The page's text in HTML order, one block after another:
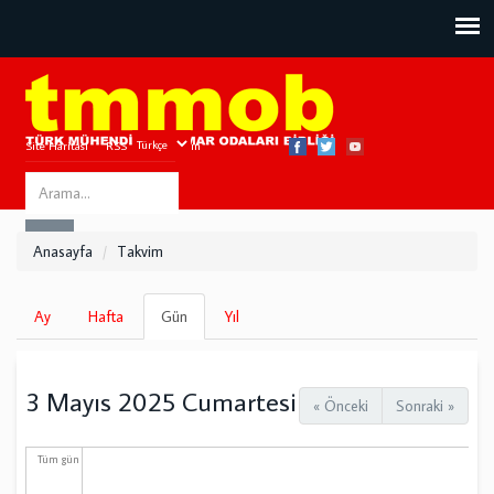
Site Haritası RSS Bize Ulaşın
Search
this
Anasayfa Takvim
Birincil
sekmeler
Ay Hafta Gün
sekme)
Yıl
« Önceki Sonraki »
3 Mayıs 2025 Cumartesi
Tüm gün